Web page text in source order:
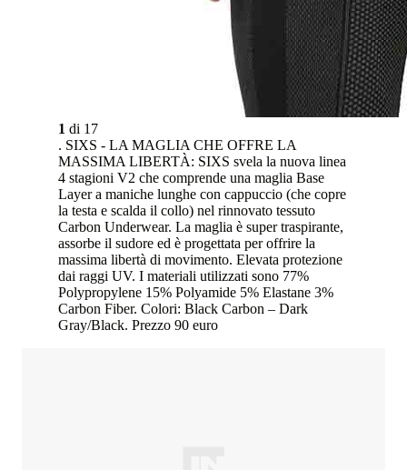
1 di 17
. SIXS - LA MAGLIA CHE OFFRE LA
MASSIMA LIBERTÀ: SIXS svela la nuova linea
4 stagioni V2 che comprende una maglia Base
Layer a maniche lunghe con cappuccio (che copre
la testa e scalda il collo) nel rinnovato tessuto
Carbon Underwear. La maglia è super traspirante,
assorbe il sudore ed è progettata per offrire la
massima libertà di movimento. Elevata protezione
dai raggi UV. I materiali utilizzati sono 77%
Polypropylene 15% Polyamide 5% Elastane 3%
Carbon Fiber. Colori: Black Carbon – Dark
Gray/Black. Prezzo 90 euro